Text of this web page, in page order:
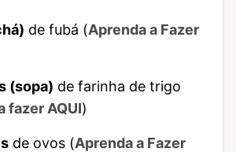
de fubá (Aprenda a Fazer
(sopa) de farinha de trigo
fazer AQUI)
de ovos (Aprenda a Fazer